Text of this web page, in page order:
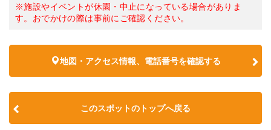
※施設やイベントが休園・中止になっている場合がありま
す。おでかけの際は事前にご確認ください。
地図・アクセス情報、電話番号を確認する
このスポットのトップへ戻る